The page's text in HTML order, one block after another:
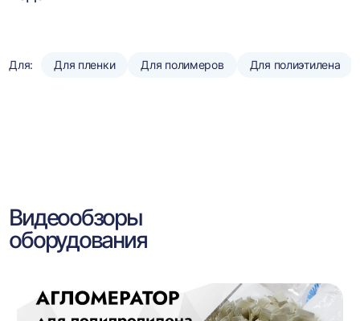
Для: Для пленки Для полимеров Для полиэтилена
Видеообзоры
оборудования